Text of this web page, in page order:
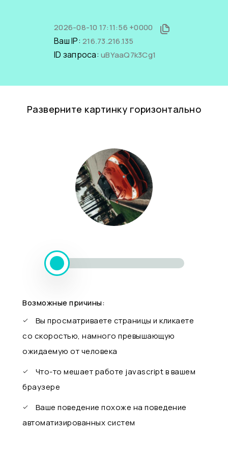
2026-08-10 17:11:56 +0000
Ваш IP: 216.73.216.135
ID запроса: uBYaaQ7k3Cg1
Разверните картинку горизонтально
Возможные причины:
Вы просматриваете страницы и кликаете
со скоростью, намного превышающую
ожидаемую от человека
Что-то мешает работе javascript в вашем
браузере
Ваше поведение похоже на поведение
автоматизированных систем